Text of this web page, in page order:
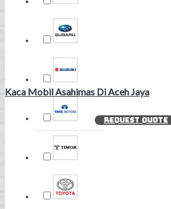
Kaca Mobil Asahimas Di Aceh Jaya
REQUEST QUOTE